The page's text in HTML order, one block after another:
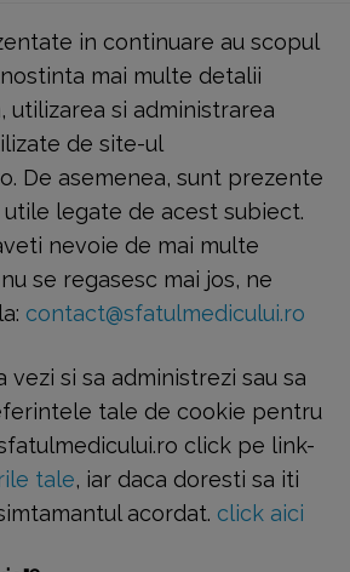
in continuare au scopul
mai multe detalii
utilizarea si administrarea
de site-ul
De asemenea, sunt prezente
legate de acest subiect.
nevoie de mai multe
se regasesc mai jos, ne
contact@sfatulmedicului.ro
vezi si sa administrezi sau sa
tale de cookie pentru
click pe link-
tale, iar daca doresti sa iti
acordat. click aici